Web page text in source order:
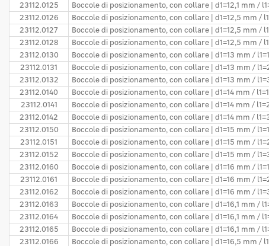
23112.0125
Boccole di posizionamento, con collare | d1=12,1 mm /
23112.0126
Boccole di posizionamento, con collare | d1=12,5 mm /
23112.0127
Boccole di posizionamento, con collare | d1=12,5 mm /
23112.0128
Boccole di posizionamento, con collare | d1=12,5 mm /
23112.0130
Boccole di posizionamento, con collare | d1=13 mm /
23112.0131
Boccole di posizionamento, con collare | d1=13 mm /
23112.0132
Boccole di posizionamento, con collare | d1=13 mm /
23112.0140
Boccole di posizionamento, con collare | d1=14 mm /
23112.0141
Boccole di posizionamento, con collare | d1=14 mm /
23112.0142
Boccole di posizionamento, con collare | d1=14 mm /
23112.0150
Boccole di posizionamento, con collare | d1=15 mm /
23112.0151
Boccole di posizionamento, con collare | d1=15 mm /
23112.0152
Boccole di posizionamento, con collare | d1=15 mm /
23112.0160
Boccole di posizionamento, con collare | d1=16 mm /
23112.0161
Boccole di posizionamento, con collare | d1=16 mm /
23112.0162
Boccole di posizionamento, con collare | d1=16 mm /
23112.0163
Boccole di posizionamento, con collare | d1=16,1 mm /
23112.0164
Boccole di posizionamento, con collare | d1=16,1 mm /
23112.0165
Boccole di posizionamento, con collare | d1=16,1 mm /
23112.0166
Boccole di posizionamento, con collare | d1=16,5 mm /